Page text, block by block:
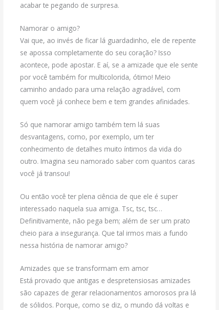
acabar te pegando de surpresa.
Namorar o amigo?
Vai que, ao invés de ficar lá guardadinho, ele de repente
se apossa completamente do seu coração? Isso
acontece, pode apostar. E aí, se a amizade que ele sente
por você também for multicolorida, ótimo! Meio
caminho andado para uma relação agradável, com
quem você já conhece bem e tem grandes afinidades.
Só que namorar amigo também tem lá suas
desvantagens, como, por exemplo, um ter
conhecimento de detalhes muito íntimos da vida do
outro. Imagina seu namorado saber com quantos caras
você já transou!
Ou então você ter plena ciência de que ele é super
interessado naquela sua amiga. Tsc, tsc, tsc…
Definitivamente, não pega bem; além de ser um prato
cheio para a insegurança. Que tal irmos mais a fundo
nessa história de namorar amigo?
Amizades que se transformam em amor
Está provado que antigas e despretensiosas amizades
são capazes de gerar relacionamentos amorosos pra lá
de sólidos. Porque, como se diz, o mundo dá voltas e